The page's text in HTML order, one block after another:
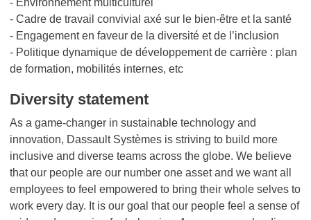
- Environnement multiculturel
- Cadre de travail convivial axé sur le bien-être et la santé
- Engagement en faveur de la diversité et de l’inclusion
- Politique dynamique de développement de carrière : plan
de formation, mobilités internes, etc
Diversity statement
As a game-changer in sustainable technology and
innovation, Dassault Systèmes is striving to build more
inclusive and diverse teams across the globe. We believe
that our people are our number one asset and we want all
employees to feel empowered to bring their whole selves to
work every day. It is our goal that our people feel a sense of